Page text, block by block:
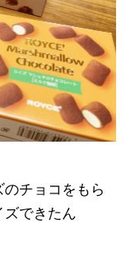
チョコをもら
ズできたん